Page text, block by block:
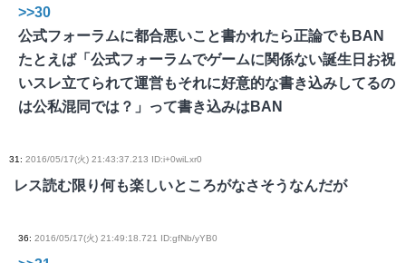
>>30
公式フォーラムに都合悪いこと書かれたら正論でもBAN
たとえば「公式フォーラムでゲームに関係ない誕生日お祝
いスレ立てられて運営もそれに好意的な書き込みしてるの
は公私混同では？」って書き込みはBAN
31: 2016/05/17(火) 21:43:37.213 ID:i+0wiLxr0
レス読む限り何も楽しいところがなさそうなんだが
36: 2016/05/17(火) 21:49:18.721 ID:gfNb/yYB0